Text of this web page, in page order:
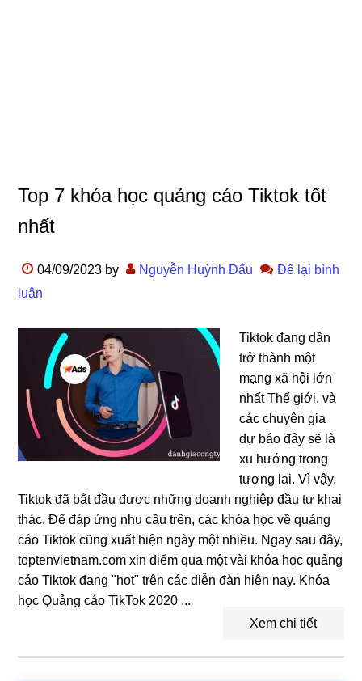
Top 7 khóa học quảng cáo Tiktok tốt
nhất
04/09/2023 by Nguyễn Huỳnh Đấu
Để lại bình
luận
Tiktok đang dần
trở thành một
mạng xã hội lớn
nhất Thế giới, và
các chuyên gia
dự báo đây sẽ là
xu hướng trong
tương lai. Vì vậy,
Tiktok đã bắt đầu được những doanh nghiệp đầu tư khai
thác. Để đáp ứng nhu cầu trên, các khóa học về quảng
cáo Tiktok cũng xuất hiện ngày một nhiều. Ngay sau đây,
toptenvietnam.com xin điểm qua một vài khóa học quảng
cáo Tiktok đang "hot" trên các diễn đàn hiện nay. Khóa
học Quảng cáo TikTok 2020 ...
Xem chi tiết